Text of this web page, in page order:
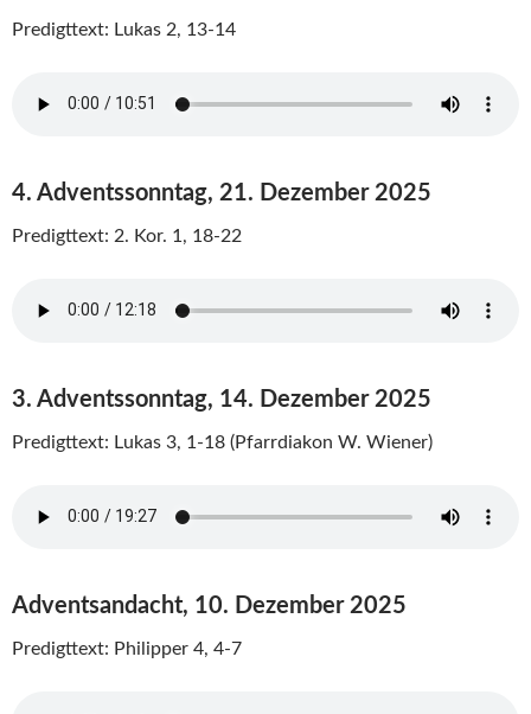
Predigttext: Lukas 2, 13-14
4. Adventssonntag, 21. Dezember 2025
Predigttext: 2. Kor. 1, 18-22
3. Adventssonntag, 14. Dezember 2025
Predigttext: Lukas 3, 1-18 (Pfarrdiakon W. Wiener)
Adventsandacht, 10. Dezember 2025
Predigttext: Philipper 4, 4-7